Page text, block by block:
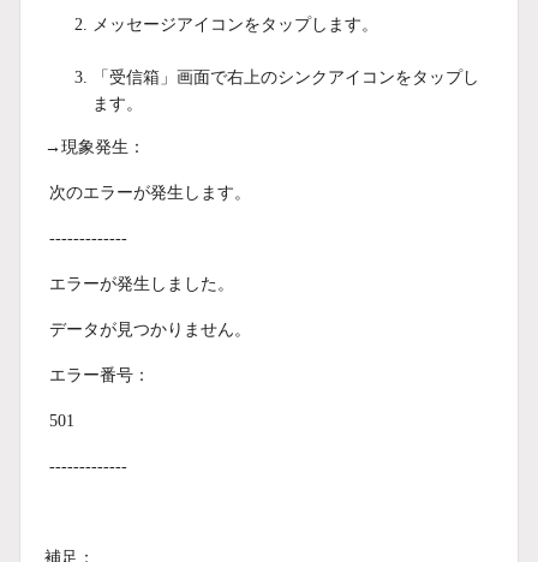
メッセージアイコンをタップします。
「受信箱」画面で右上のシンクアイコンをタップし
ます。
→現象発生：
次のエラーが発生します。
-------------
エラーが発生しました。
データが見つかりません。
エラー番号：
501
-------------
補足：